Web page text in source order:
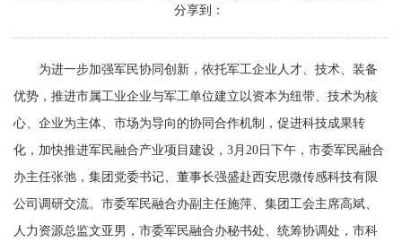
分享到：
为进一步加强军民协同创新，依托军工企业人才、技术、装备
优势，推进市属工业企业与军工单位建立以资本为纽带、技术为核
心、企业为主体、市场为导向的协同合作机制，促进科技成果转
化，加快推进军民融合产业项目建设，3月20日下午，市委军民融合
办主任张弛，集团党委书记、董事长强盛赴西安思微传感科技有限
公司调研交流。市委军民融合办副主任施萍、集团工会主席高斌、
人力资源总监文亚男，市委军民融合办秘书处、统筹协调处，市科